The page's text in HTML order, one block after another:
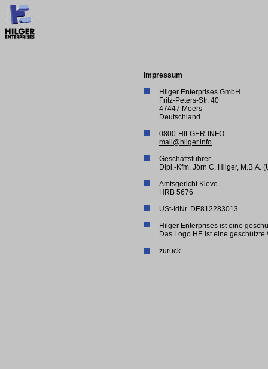
Impressum
Hilger Enterprises GmbH
Fritz-Peters-Str. 40
47447 Moers
Deutschland
0800-HILGER-INFO
mail@hilger.info
Geschäftsführer
Dipl.-Kfm. Jörn C. Hilger, M.B.A.
Amtsgericht Kleve
HRB 5676
USt-IdNr. DE812283013
Hilger Enterprises ist eine
Das Logo HE ist eine
zurück